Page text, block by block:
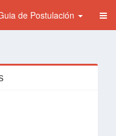
de Postulación